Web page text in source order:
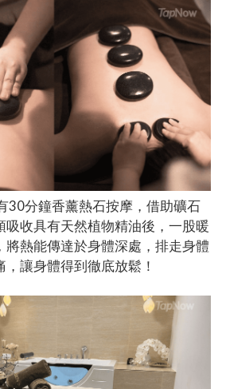
30分鐘香薰熱石按摩，借助礦石
吸收具有天然植物精油後，一股暖
將熱能傳達於身體深處，排走身體
讓身體得到徹底放鬆！